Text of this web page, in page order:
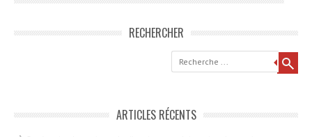
RECHERCHER
Recherche
ARTICLES RÉCENTS